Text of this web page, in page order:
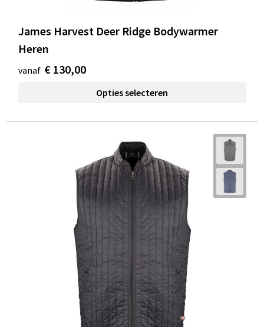
James Harvest Deer Ridge Bodywarmer
Heren
vanaf € 130,00
Opties selecteren